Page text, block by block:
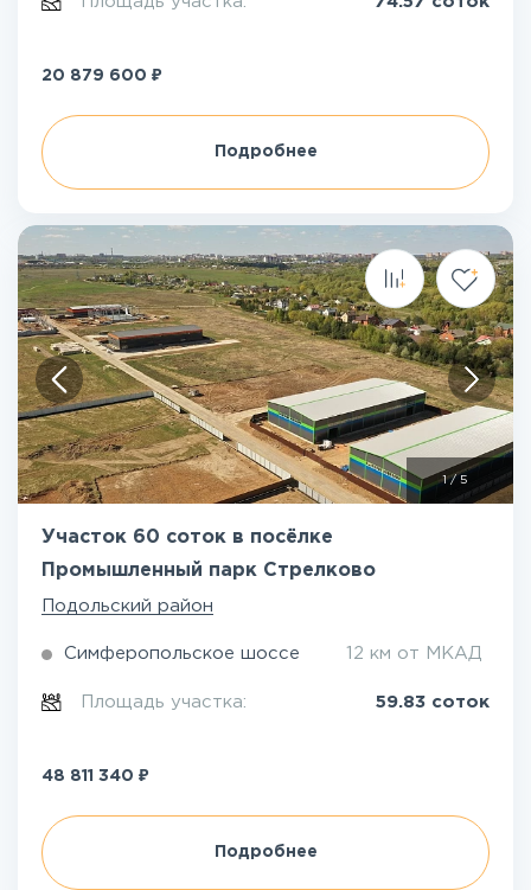
20 879 600 ₽
Подробнее
1/ 5
Участок 60 соток в посёлке
Промышленный парк Стрелково
Подольский район
Симферопольское шоссе 12 км от МКАД
Площадь участка: 59.83 соток
48 811 340 ₽
Подробнее